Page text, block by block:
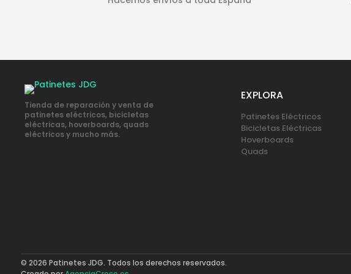
Tienda de reparación y venta de
patinetes eléctricos, bicicletas
eléctricas, hoverboards, quads
eléctricos y mucho más.
EXPLORA
Patinetes Eléctricos
Bicicletas Eléctricas
Hoverboards
Quads
© 2026 Patinetes JDG. Todos los derechos reservados.